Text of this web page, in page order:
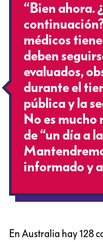
“Bien ahora.
médicos
deben
evaluados,
durante el
pública y la
No es mucho
de “un día a la
informado y
En Australia hay 128